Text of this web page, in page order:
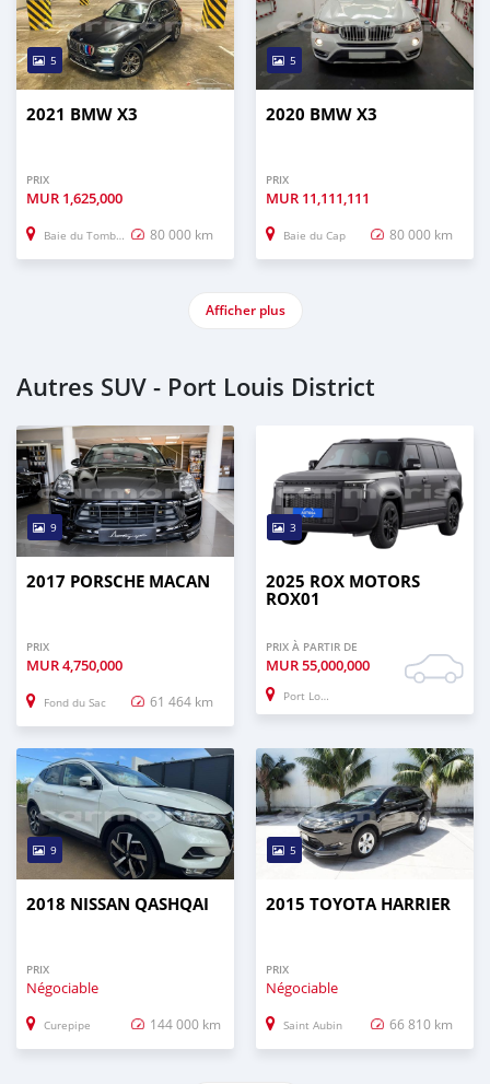
5
2021 BMW X3
PRIX
MUR 1,625,000
Baie du Tombeau 80 000 km
5
2020 BMW X3
PRIX
MUR 11,111,111
Baie du Cap 80 000 km
Afficher plus
Autres SUV - Port Louis District
9
2017 PORSCHE MACAN
PRIX
MUR4,750,000
Fond du Sac 61 464 km
3
2025 ROX MOTORS
ROX01
PRIX À PARTIR DE
MUR55,000,000
Port Louis
9
2018 NISSAN QASHQAI
PRIX
Négociable
Curepipe 144 000 km
5
2015 TOYOTA HARRIER
PRIX
Négociable
Saint Aubin 66 810 km